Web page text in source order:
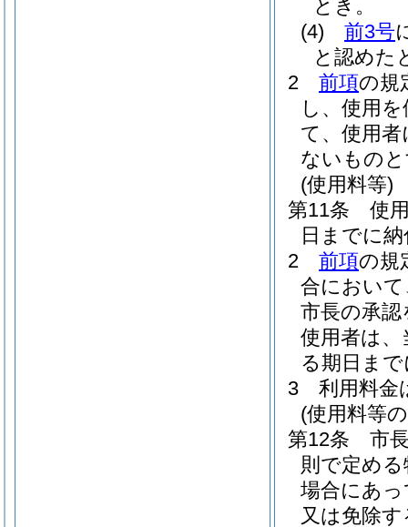
とき。
(4)
前3号
と認めた
2
前項の規
し、使用
て、使用
ないもの
(使用料等)
第11条
使
日までに
2
前項の規
合において
市長の承
使用者は、
る期日ま
3
利用料金
(使用料等
第12条
市
則で定め
場合にあ
又は免除